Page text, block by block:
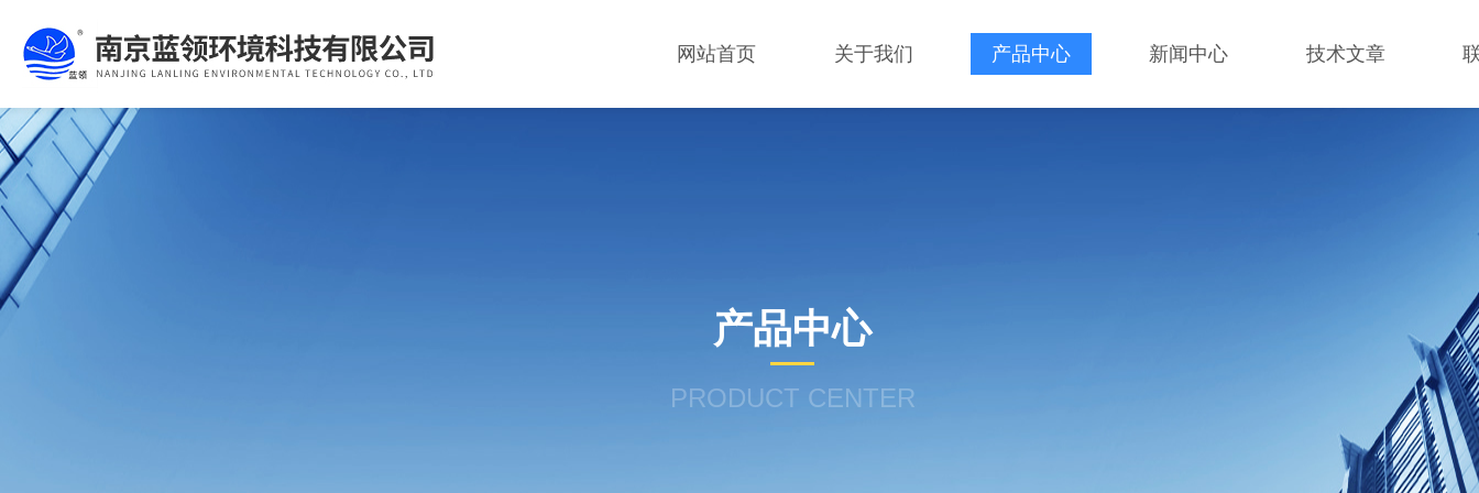
网站首页 关于我们 产品中心 新闻中心 技术文章
产品中心
PRODUCT CENTER